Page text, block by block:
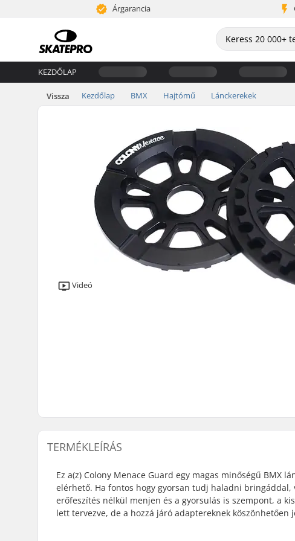
Árgarancia
KEZDŐLAP
Vissza Kezdőlap BMX Hajtómű Lánckerekek
Videó
TERMÉKLEÍRÁS
Ez a(z) Colony Menace Guard egy magas minőségű BMX
elérhető. Ha fontos hogy gyorsan tudj haladni
erőfeszítés nélkül menjen és a gyorsulás is szempont, a
lett tervezve, de a hozzá járó adaptereknek